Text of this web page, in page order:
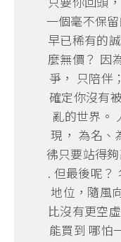
一個毫不保
早已稀有的
麼無價？ 因
爭， 只陪伴
確定你沒有
亂的世界。
現， 為名、
彿只要站得
. 但最後呢？
地位，隨風
比沒有更空
能買到 哪怕